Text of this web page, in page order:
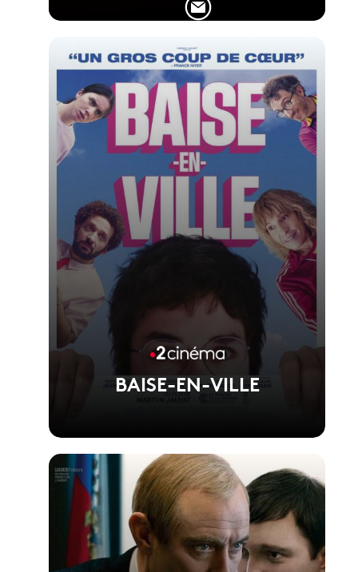
BAISE-EN-VILLE
2ème film de Martin Jauvat
Voir la fiche du film